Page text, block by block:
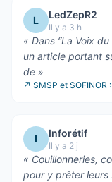
L LedZepR2
Il y a 3 h
« Dans “La Voix
un article portant
de »
↗ SMSP et SOFINOR
I Inforétif
Il y a 2 j
« Couillonneries,
pour y prêter leurs